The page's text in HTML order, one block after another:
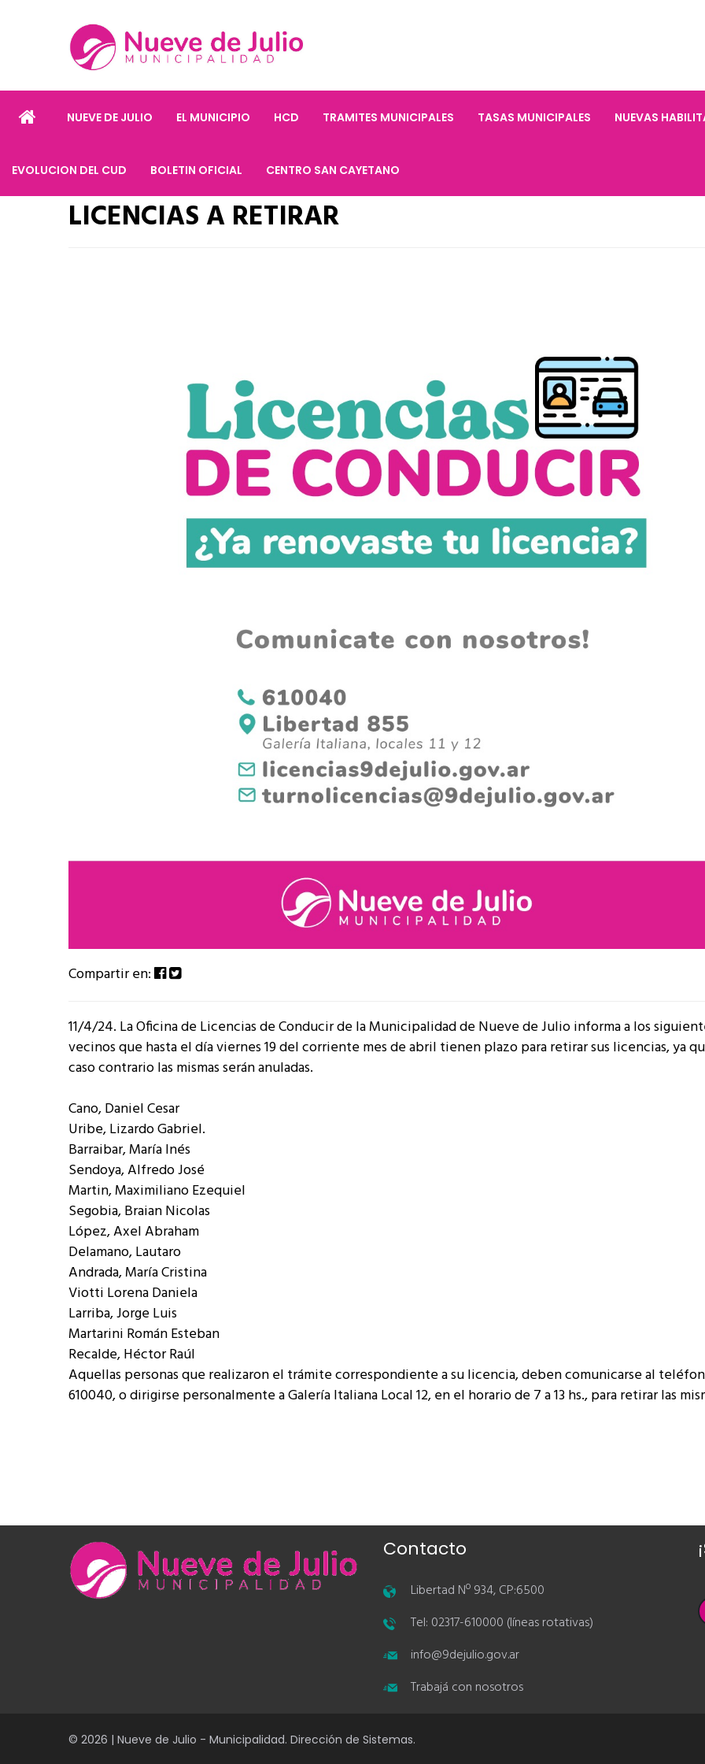
NUEVE DE JULIO EL MUNICIPIO HCD TRAMITES MUNICIPALES TASAS MUNICIPALES NUEVAS
EVOLUCION DEL CUD BOLETIN OFICIAL CENTRO SAN CAYETANO
LICENCIAS A RETIRAR
Compartir en:
11/4/24. La Oficina de Licencias de Conducir de la Municipalidad de Nueve de Julio informa a los
vecinos que hasta el día viernes 19 del corriente mes de abril tienen plazo para retirar sus licencias, ya
caso contrario las mismas serán anuladas.
Cano, Daniel Cesar
Uribe, Lizardo Gabriel.
Barraibar, María Inés
Sendoya, Alfredo José
Martin, Maximiliano Ezequiel
Segobia, Braian Nicolas
López, Axel Abraham
Delamano, Lautaro
Andrada, María Cristina
Viotti Lorena Daniela
Larriba, Jorge Luis
Martarini Román Esteban
Recalde, Héctor Raúl
Aquellas personas que realizaron el trámite correspondiente a su licencia, deben comunicarse al
610040, o dirigirse personalmente a Galería Italiana Local 12, en el horario de 7 a 13 hs., para retirar las
Contacto
Libertad Nº 934, CP:6500
Tel: 02317-610000 (líneas rotativas)
info@9dejulio.gov.ar
Trabajá con nosotros
© 2026 | Nueve de Julio - Municipalidad. Dirección de Sistemas.